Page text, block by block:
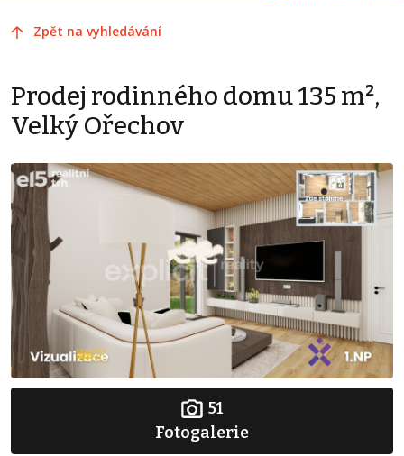
Zpět na vyhledávání
Prodej rodinného domu 135 m²,
Velký Ořechov
51
Fotogalerie